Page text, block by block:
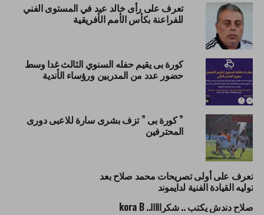
تعرف على رأى خالد عيد في المستوى الفني
للفراعنة بكأس الأمم الأفريقية
كورة بى يقيم حفله السنوي الثالث غدا وسط
حضور عدد من المدربين ورؤساء الأندية
” كورة بى ” تزف بشرى سارة للاعبى دورى
المحترفين
تعرف على أولى تصريحات محمد صلاح بعد
توليه القيادة الفنية لدايموند
صلاح دندش يكتب .. شكرااااا.. kora B